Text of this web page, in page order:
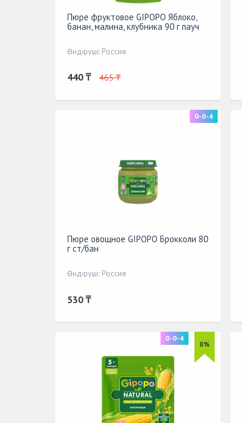
Пюре фруктовое GIPOPO Яблоко,
банан, малина, клубника 90 г пауч
Өндіруші: Россия
440 ₸ 465 ₸
0-0-4
Пюре овощное GIPOPO Брокколи 80
г ст/бан
Өндіруші: Россия
530 ₸
8%
0-0-4